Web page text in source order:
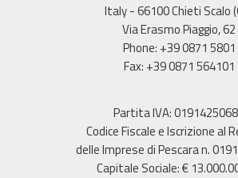
Italy - 66100 Chieti Scalo
Via Erasmo Piaggio, 62
Phone: +39 0871 5801
Fax: +39 0871 564101
Partita IVA:
Codice Fiscale e Iscrizione al
delle Imprese di Pescara n.
Capitale Sociale: €